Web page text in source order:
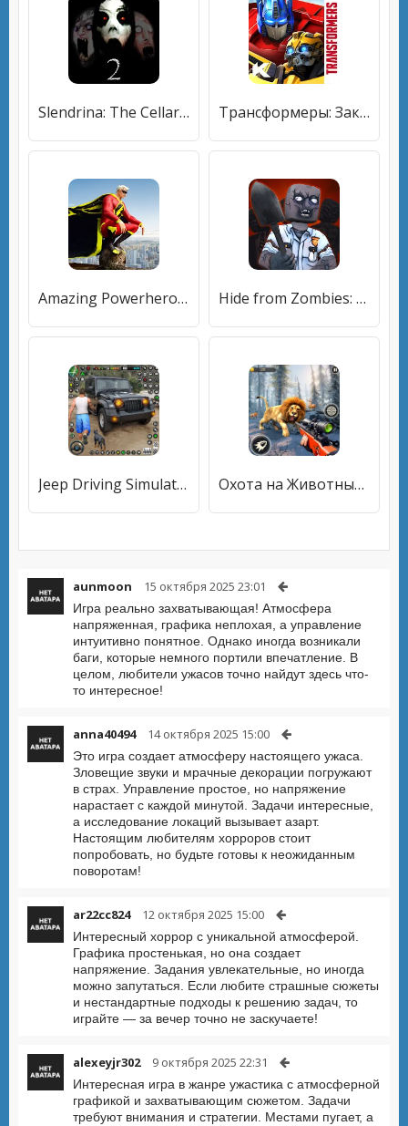
Slendrina: The Cellar 2 Трансформеры: Закаленные в бою
Amazing Powerhero : New York Gangster Hide from Zombies: ONLINE
Jeep Driving Simulator offRoad Охота на Животных Снайперский
aunmoon 15 октября 2025 23:01
Игра реально захватывающая! Атмосфера
напряженная, графика неплохая, а управление
интуитивно понятное. Однако иногда возникали
баги, которые немного портили впечатление. В
целом, любители ужасов точно найдут здесь что-
то интересное!
anna40494 14 октября 2025 15:00
Это игра создает атмосферу настоящего ужаса.
Зловещие звуки и мрачные декорации погружают
в страх. Управление простое, но напряжение
нарастает с каждой минутой. Задачи интересные,
а исследование локаций вызывает азарт.
Настоящим любителям хорроров стоит
попробовать, но будьте готовы к неожиданным
поворотам!
ar22cc824 12 октября 2025 15:00
Интересный хоррор с уникальной атмосферой.
Графика простенькая, но она создает
напряжение. Задания увлекательные, но иногда
можно запутаться. Если любите страшные сюжеты
и нестандартные подходы к решению задач, то
играйте — за вечер точно не заскучаете!
alexeyjr302 9 октября 2025 22:31
Интересная игра в жанре ужастика с атмосферной
графикой и захватывающим сюжетом. Задачи
требуют внимания и стратегии. Местами пугает, а